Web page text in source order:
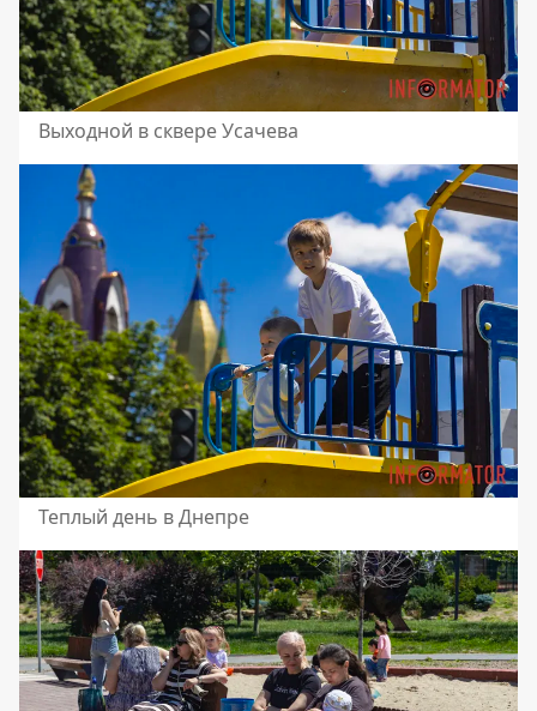
Выходной в сквере Усачева
Теплый день в Днепре